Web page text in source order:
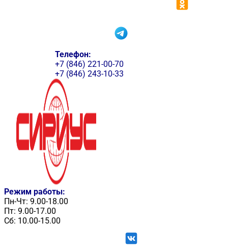
Телефон:
+7 (846) 221-00-70
+7 (846) 243-10-33
Режим работы:
Пн-Чт: 9.00-18.00
Пт: 9.00-17.00
Сб: 10.00-15.00